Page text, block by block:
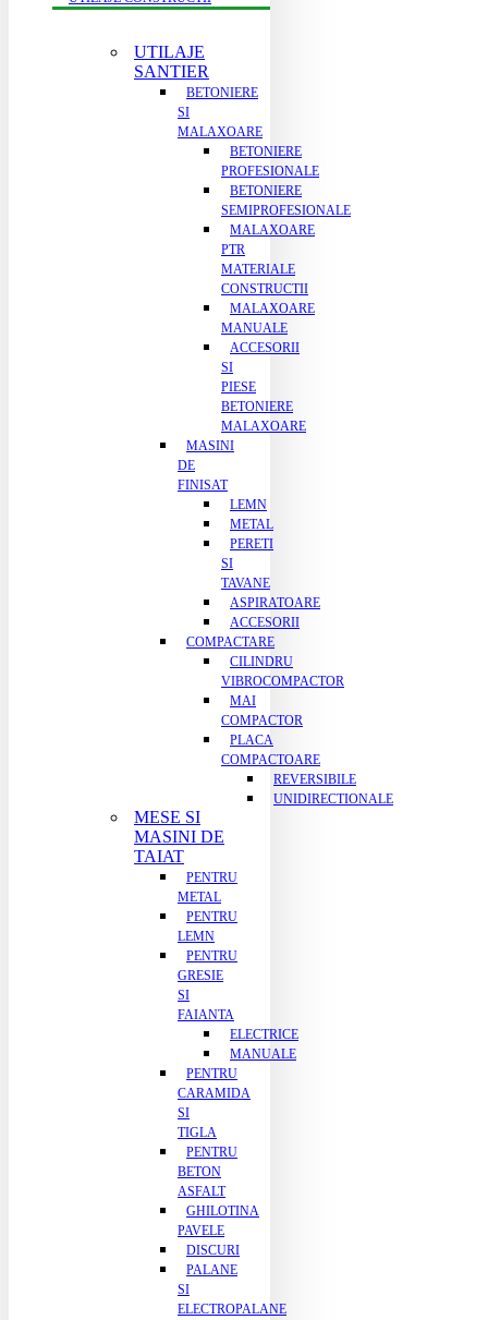
UTILAJE
SANTIER
BETONIERE
SI
MALAXOARE
BETONIERE
PROFESIONALE
BETONIERE
SEMIPROFESIONALE
MALAXOARE
PTR
MATERIALE
CONSTRUCTII
MALAXOARE
MANUALE
ACCESORII
SI
PIESE
BETONIERE
MALAXOARE
MASINI
DE
FINISAT
LEMN
METAL
PERETI
SI
TAVANE
ASPIRATOARE
ACCESORII
COMPACTARE
CILINDRU
VIBROCOMPACTOR
MAI
COMPACTOR
PLACA
COMPACTOARE
REVERSIBILE
UNIDIRECTIONALE
MESE SI
MASINI DE
TAIAT
PENTRU
METAL
PENTRU
LEMN
PENTRU
GRESIE
SI
FAIANTA
ELECTRICE
MANUALE
PENTRU
CARAMIDA
SI
TIGLA
PENTRU
BETON
ASFALT
GHILOTINA
PAVELE
DISCURI
PALANE
SI
ELECTROPALANE